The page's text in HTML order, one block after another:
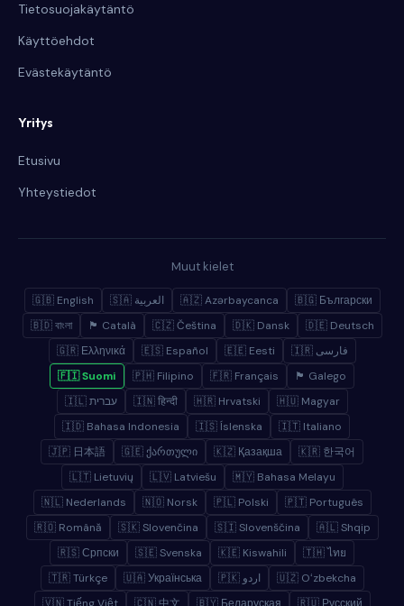
Tietosuojakäytäntö
Käyttöehdot
Evästekäytäntö
Yritys
Etusivu
Yhteystiedot
Muut kielet
🇬🇧 English 🇸🇦 العربية 🇦🇿 Azərbaycanca
🇧🇬 Български
🇧🇩 বাংলা
🏴 Català 🇨🇿 Čeština 🇩🇰 Dansk
🇩🇪 Deutsch
🇬🇷 Ελληνικά
🇪🇸 Español 🇪🇪 Eesti
🇮🇷 فارسی
🇫🇮 Suomi
🇵🇭 Filipino 🇫🇷 Français
🏴 Galego
🇮🇱 עברית
🇮🇳 हिन्दी 🇭🇷 Hrvatski
🇭🇺 Magyar
🇮🇩 Bahasa Indonesia
🇮🇸 Íslenska
🇮🇹 Italiano
🇯🇵 日本語
🇬🇪 ქართული 🇰🇿 Қазақша
🇰🇷 한국어
🇱🇹 Lietuvių
🇱🇻 Latviešu
🇲🇾 Bahasa Melayu
🇳🇱 Nederlands
🇳🇴 Norsk 🇵🇱 Polski
🇵🇹 Português
🇷🇴 Română
🇸🇰 Slovenčina 🇸🇮 Slovenščina
🇦🇱 Shqip
🇷🇸 Српски
🇸🇪 Svenska 🇰🇪 Kiswahili
🇹🇭 ไทย
🇹🇷 Türkçe
🇺🇦 Українська 🇵🇰 اردو
🇺🇿 Oʻzbekcha